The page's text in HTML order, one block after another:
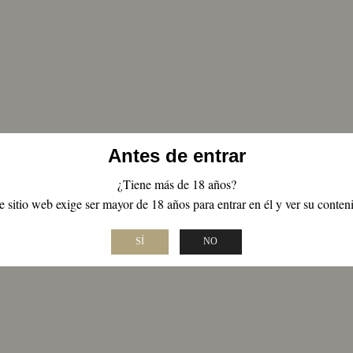
Antes de entrar
¿Tiene más de 18 años?
sitio web exige ser mayor de 18 años para entrar en él y ver su
SÍ NO